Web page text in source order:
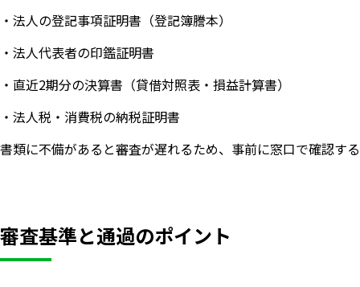
・法人の登記事項証明書（登記簿謄本）
・法人代表者の印鑑証明書
・直近2期分の決算書（貸借対照表・損益計算書）
・法人税・消費税の納税証明書
書類に不備があると審査が遅れるため、事前に窓口で確認す
審査基準と通過のポイント